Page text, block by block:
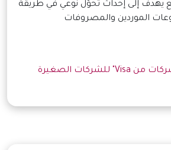
يهدف إلى إحداث تحوّل نوعي في طريقة
الموردين والمصروفات
خدمة "مدفوعات الشركات من Visa" للشركات الصغيرة